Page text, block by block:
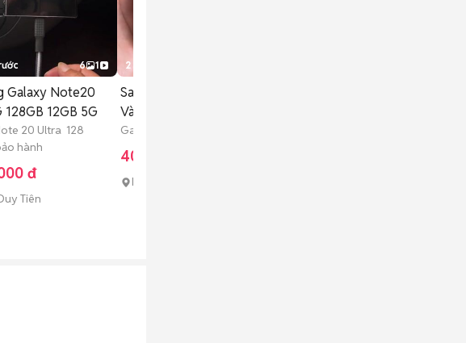
6 1
Galaxy Note20
128GB 12GB 5G
20 Ultra 128
hành
đ
Tiên
2 tháng trước
Samsung J7 Prime 32GB
Vàng đồng
Galaxy J7 Prime 32 GB
400.000 đ
Huyện Bình Lục